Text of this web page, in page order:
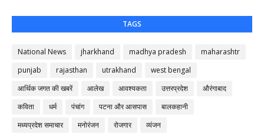
TAGS
National News jharkhand madhya pradesh
maharashtr
punjab
rajasthan utrakhand
west bengal
आर्थिक जगत की खबरें
आलेख आवश्यकता उत्तरप्रदेश
औरंगाबाद
कविता
धर्म पंचांग पटना और आसपास
बालकहानी
मध्यप्रदेश समाचार
मनोरंजन रोजगार व्यंजन